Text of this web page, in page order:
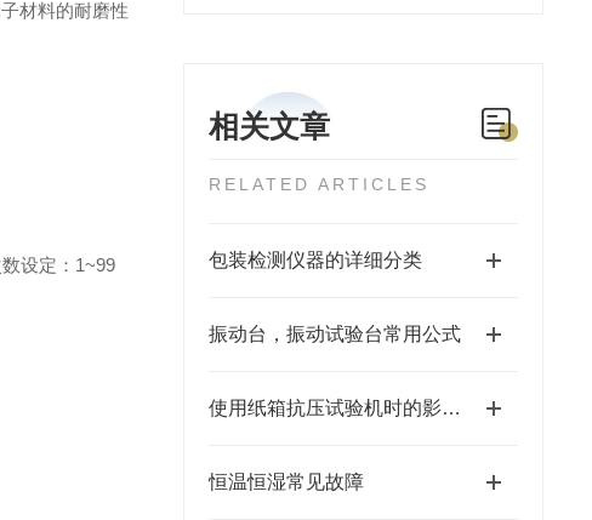
相关文章
RELATED ARTICLES
包装检测仪器的详细分类
振动台，振动试验台常用公式
使用纸箱抗压试验机时的影响因素
恒温恒湿常见故障
材料的耐磨性
设定： 1~99